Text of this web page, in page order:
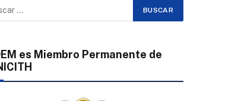
es Miembro Permanente de